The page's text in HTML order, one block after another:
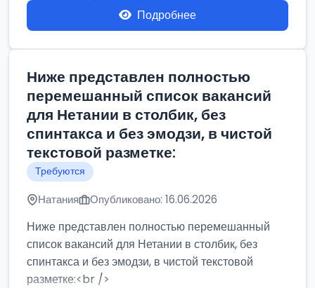
Подробнее
Ниже представлен полностью
перемешанный список вакансий
для Нетании в столбик, без
спинтакса и без эмодзи, в чистой
текстовой разметке:
Требуются
Натания Опубликовано: 16.06.2026
Ниже представлен полностью перемешанный
список вакансий для Нетании в столбик, без
спинтакса и без эмодзи, в чистой текстовой
разметке:<br />